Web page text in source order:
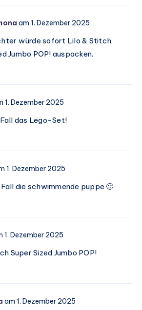
am 1. Dezember 2025
würde sofort Lilo & Stitch
Jumbo POP! auspacken.
1. Dezember 2025
das Lego-Set!
1. Dezember 2025
die schwimmende puppe 🙂
1. Dezember 2025
Super Sized Jumbo POP!
am 1. Dezember 2025